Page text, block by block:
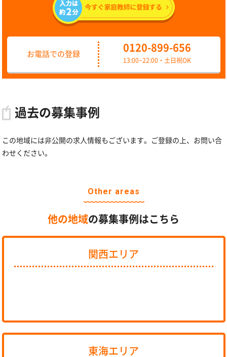
お電話での登録
0120-899-656
13:00~22:00・土日祝OK
過去の募集事例
この地域には非公開の求人情報もございます。ご登録の上、お問い合
わせください。
Other areas
他の地域の募集事例はこちら
関西エリア
東海エリア